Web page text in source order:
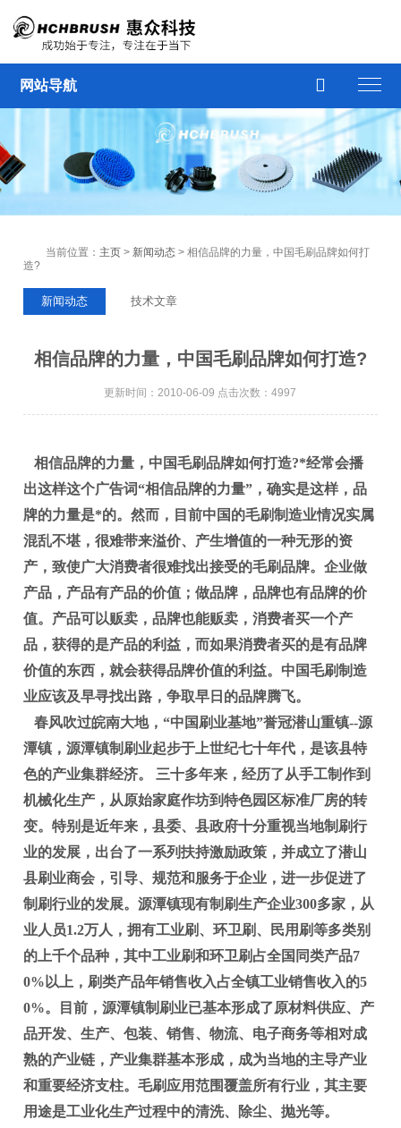
网站导航 
当前位置： 主页 > 新闻动态 > 相信品牌的力量，中国毛刷品牌如何打
造?
新闻动态 技术文章
相信品牌的力量，中国毛刷品牌如何打造?
更新时间：2010-06-09 点击次数：4997
相信品牌的力量，中国毛刷品牌如何打造?*经常会播
出这样这个广告词“相信品牌的力量”，确实是这样，品
牌的力量是*的。然而，目前中国的毛刷制造业情况实属
混乱不堪，很难带来溢价、产生增值的一种无形的资
产，致使广大消费者很难找出接受的毛刷品牌。企业做
产品，产品有产品的价值；做品牌，品牌也有品牌的价
值。产品可以贩卖，品牌也能贩卖，消费者买一个产
品，获得的是产品的利益，而如果消费者买的是有品牌
价值的东西，就会获得品牌价值的利益。中国毛刷制造
业应该及早寻找出路，争取早日的品牌腾飞。
春风吹过皖南大地，“中国刷业基地”誉冠潜山重镇--源
潭镇，源潭镇制刷业起步于上世纪七十年代，是该县特
色的产业集群经济。 三十多年来，经历了从手工制作到
机械化生产，从原始家庭作坊到特色园区标准厂房的转
变。特别是近年来，县委、县政府十分重视当地制刷行
业的发展，出台了一系列扶持激励政策，并成立了潜山
县刷业商会，引导、规范和服务于企业，进一步促进了
制刷行业的发展。源潭镇现有制刷生产企业300多家，从
业人员1.2万人，拥有工业刷、环卫刷、民用刷等多类别
的上千个品种，其中工业刷和环卫刷占全国同类产品7
0%以上，刷类产品年销售收入占全镇工业销售收入的5
0%。目前，源潭镇制刷业已基本形成了原材料供应、产
品开发、生产、包装、销售、物流、电子商务等相对成
熟的产业链，产业集群基本形成，成为当地的主导产业
和重要经济支柱。毛刷应用范围覆盖所有行业，其主要
用途是工业化生产过程中的清洗、除尘、抛光等。